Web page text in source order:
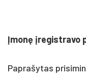
Įmonę įre­gist­ra­vo
Pap­ra­šy­tas